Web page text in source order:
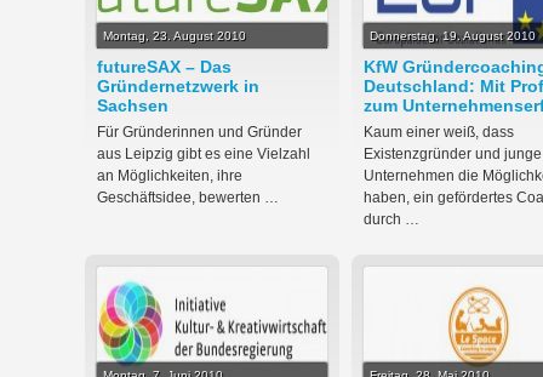
Montag, 23. August 2010
futureSAX – Das
Gründernetzwerk in
Sachsen
Für Gründerinnen und Gründer
aus Leipzig gibt es eine Vielzahl
an Möglichkeiten, ihre
Geschäftsidee, bewerten …
Donnerstag, 19. August 2010
KfW
Deutschland: Mit
zum
Kaum einer weiß, dass
Existenzgründer und junge
Unternehmen die
haben, ein gefördertes
durch …